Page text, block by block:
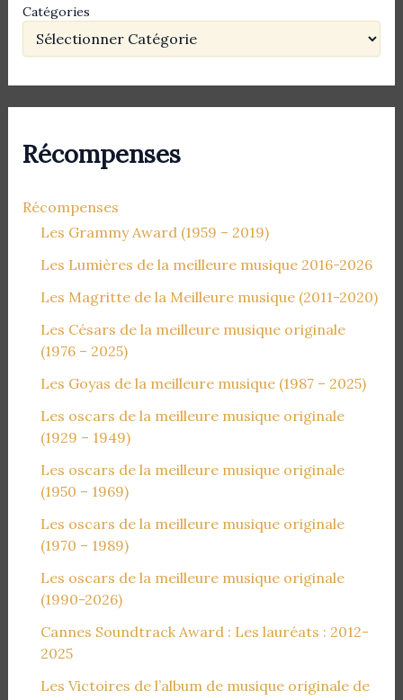
Catégories
Récompenses
Récompenses
Les Grammy Award (1959 – 2019)
Les Lumières de la meilleure musique 2016-2026
Les Magritte de la Meilleure musique (2011-2020)
Les Césars de la meilleure musique originale
(1976 – 2025)
Les Goyas de la meilleure musique (1987 – 2025)
Les oscars de la meilleure musique originale
(1929 – 1949)
Les oscars de la meilleure musique originale
(1950 – 1969)
Les oscars de la meilleure musique originale
(1970 – 1989)
Les oscars de la meilleure musique originale
(1990-2026)
Cannes Soundtrack Award : Les lauréats : 2012-
2025
Les Victoires de l’album de musique originale de